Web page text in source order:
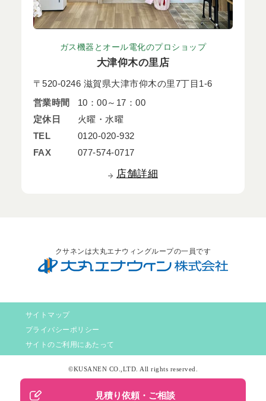
ガス機器とオール電化のプロショップ
大津仰木の里店
〒520-0246 滋賀県大津市仰木の里7丁目1-6
営業時間
10：00～17：00
定休日
火曜・水曜
TEL
0120-020-932
FAX
077-574-0717
店舗詳細
クサネンは大丸エナウィングループの一員です
サイトマップ
プライバシーポリシー
サイトのご利用にあたって
©KUSANEN CO.,LTD. All rights reserved.
見積り依頼・ご相談